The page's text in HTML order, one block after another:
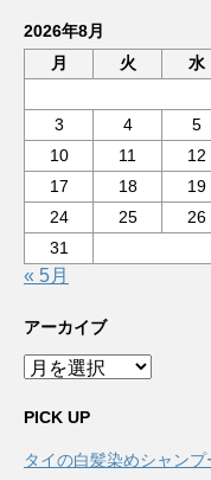
2026年8月
月
火 水
3
4 5
10
11 12
17
18 19
24
25 26
31
« 5月
アーカイブ
ア
カ
ブ
PICK UP
タイの白髪染めシャン